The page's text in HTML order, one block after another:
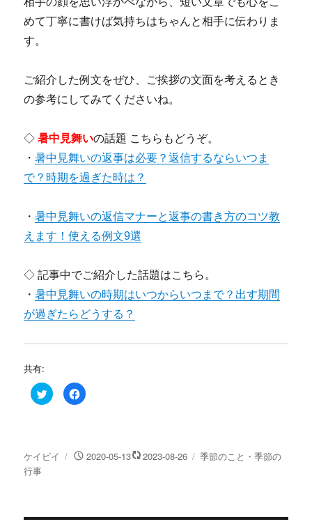
めて丁寧に書けば気持ちはちゃんと相手に伝わりま
す。
ご紹介した例文をぜひ、ご挨拶の文面を考えるとき
の参考にしてみてくださいね。
◇暑中見舞いの話題 こちらもどうぞ。
・暑中見舞いの返事は必要？返信するならいつま
で？時期を過ぎた時は？
・暑中見舞いの返信マナーと返事の書き方のコツ教
えます！使える例文9選
◇ 記事中でご紹介した話題はこちら。
・暑中見舞いの時期はいつからいつまで？出す期間
が過ぎたらどうする？
共有:
ク
リ
w
i
有
F
a
k
で
ク
投
稿
ケイビイ
投 2020-05-13 2023-08-26
カ
ー
季節のこと・季節の
行事